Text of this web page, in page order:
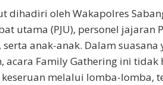
dihadiri oleh Wakapolres
utama (PJU), personel jajaran
anak-anak. Dalam suasana
acara Family Gathering ini tidak
melalui lomba-lomba,